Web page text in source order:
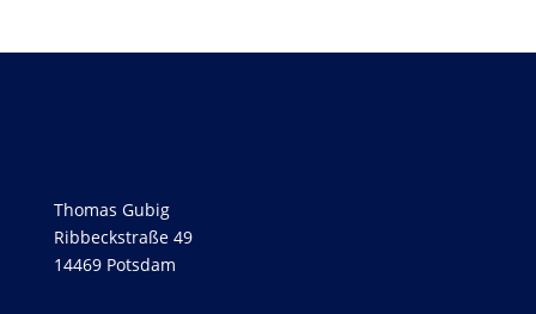
Thomas Gubig
Ribbeckstraße 49
14469 Potsdam